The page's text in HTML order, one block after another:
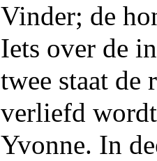
Vinder; de
Iets over de
twee staat de
verliefd
Yvonne. In